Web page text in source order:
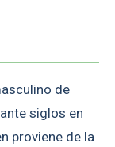
de
siglos en
proviene de la